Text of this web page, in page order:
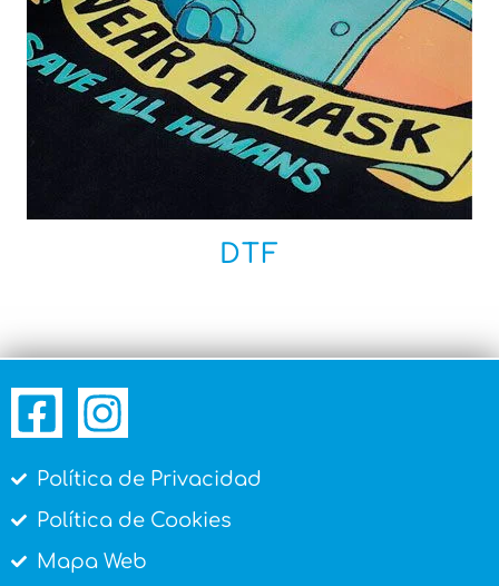
DTF
Política de Privacidad
Política de Cookies
Mapa Web